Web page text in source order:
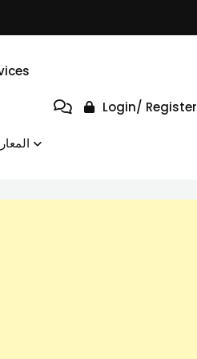
Login/ Register